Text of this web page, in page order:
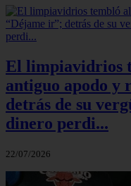
El limpiavidrios
antiguo apodo y
detrás de su
dinero perdi...
22/07/2026